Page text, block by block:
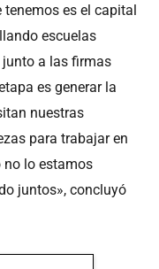
es el capital
escuelas
a las firmas
es generar la
nuestras
para trabajar en
no lo estamos
juntos», concluyó